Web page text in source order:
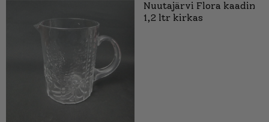
Nuutajärvi Flora kaadin
1,2 ltr kirkas